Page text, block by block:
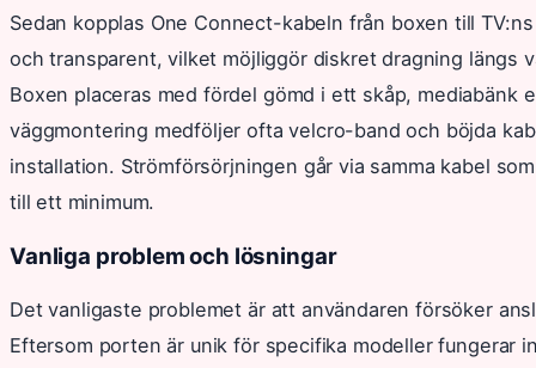
Sedan kopplas One Connect-kabeln från boxen till
och transparent, vilket möjliggör diskret dragning längs
Boxen placeras med fördel gömd i ett skåp, mediabänk
väggmontering medföljer ofta velcro-band och böjda
installation. Strömförsörjningen går via samma kabel
till ett minimum.
Vanliga problem och lösningar
Det vanligaste problemet är att användaren försöker
Eftersom porten är unik för specifika modeller fungerar